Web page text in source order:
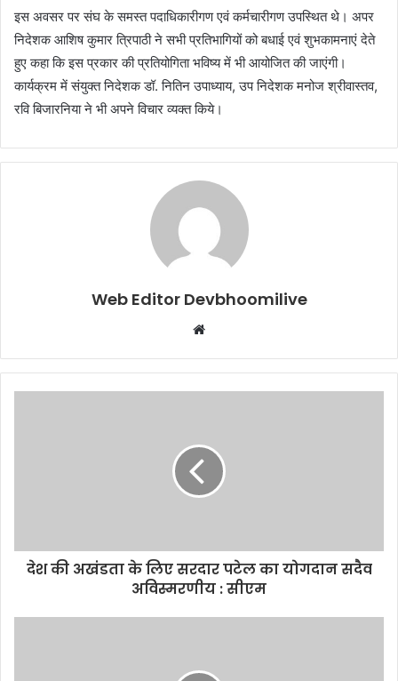
इस अवसर पर संघ के समस्त पदाधिकारीगण एवं कर्मचारीगण उपस्थित थे। अपर
निदेशक आशिष कुमार त्रिपाठी ने सभी प्रतिभागियों को बधाई एवं शुभकामनाएं देते
हुए कहा कि इस प्रकार की प्रतियोगिता भविष्य में भी आयोजित की जाएंगी।
कार्यक्रम में संयुक्त निदेशक डॉ. नितिन उपाध्याय, उप निदेशक मनोज श्रीवास्तव,
रवि बिजारनिया ने भी अपने विचार व्यक्त किये।
Web Editor Devbhoomilive
Website
देश की अखंडता के लिए सरदार पटेल का योगदान सदैव
अविस्मरणीय : सीएम